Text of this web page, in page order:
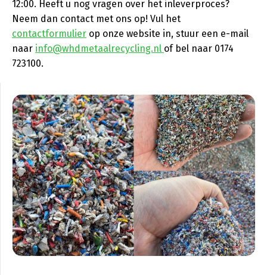
12:00. Heeft u nog vragen over het inleverproces?
Neem dan contact met ons op! Vul het
contactformulier op onze website in, stuur een e-mail
naar info@whdmetaalrecycling.nl of bel naar 0174
723100.